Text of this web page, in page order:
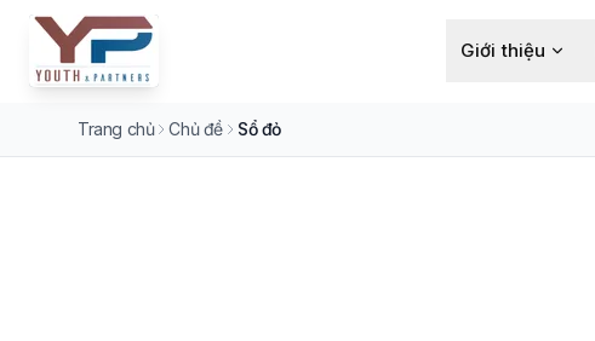
Giới thiệu
Trang chủ Chủ đề Sổ đỏ